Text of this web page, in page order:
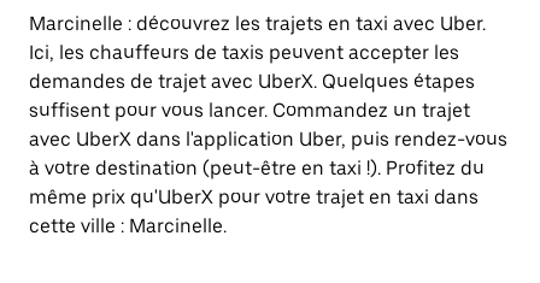
une
date.
Appuyez
sur
la
touche
Échap
pour
fermer
le
Marcinelle : découvrez les trajets en taxi avec Uber.
Ici, les chauffeurs de taxis peuvent accepter les
demandes de trajet avec UberX. Quelques étapes
suffisent pour vous lancer. Commandez un trajet
avec UberX dans l'application Uber, puis rendez-vous
à votre destination (peut-être en taxi !). Profitez du
même prix qu'UberX pour votre trajet en taxi dans
cette ville : Marcinelle.